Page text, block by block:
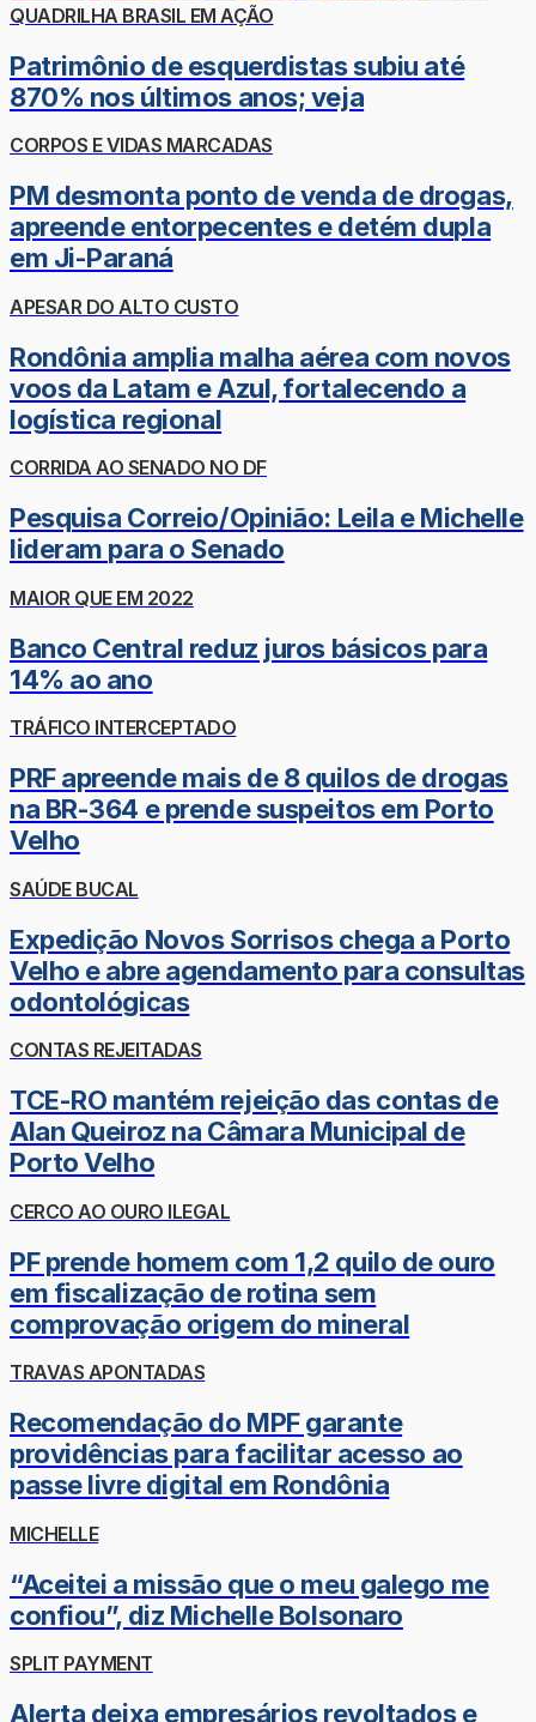
QUADRILHA BRASIL EM AÇÃO
Patrimônio de esquerdistas subiu até
870% nos últimos anos; veja
CORPOS E VIDAS MARCADAS
PM desmonta ponto de venda de drogas,
apreende entorpecentes e detém dupla
em Ji-Paraná
APESAR DO ALTO CUSTO
Rondônia amplia malha aérea com novos
voos da Latam e Azul, fortalecendo a
logística regional
CORRIDA AO SENADO NO DF
Pesquisa Correio/Opinião: Leila e Michelle
lideram para o Senado
MAIOR QUE EM 2022
Banco Central reduz juros básicos para
14% ao ano
TRÁFICO INTERCEPTADO
PRF apreende mais de 8 quilos de drogas
na BR-364 e prende suspeitos em Porto
Velho
SAÚDE BUCAL
Expedição Novos Sorrisos chega a Porto
Velho e abre agendamento para consultas
odontológicas
CONTAS REJEITADAS
TCE-RO mantém rejeição das contas de
Alan Queiroz na Câmara Municipal de
Porto Velho
CERCO AO OURO ILEGAL
PF prende homem com 1,2 quilo de ouro
em fiscalização de rotina sem
comprovação origem do mineral
TRAVAS APONTADAS
Recomendação do MPF garante
providências para facilitar acesso ao
passe livre digital em Rondônia
MICHELLE
“Aceitei a missão que o meu galego me
confiou”, diz Michelle Bolsonaro
SPLIT PAYMENT
Alerta deixa empresários revoltados e